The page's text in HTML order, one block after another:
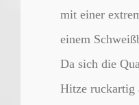
mit einer
einem
Da sich die
Hitze ruckartig